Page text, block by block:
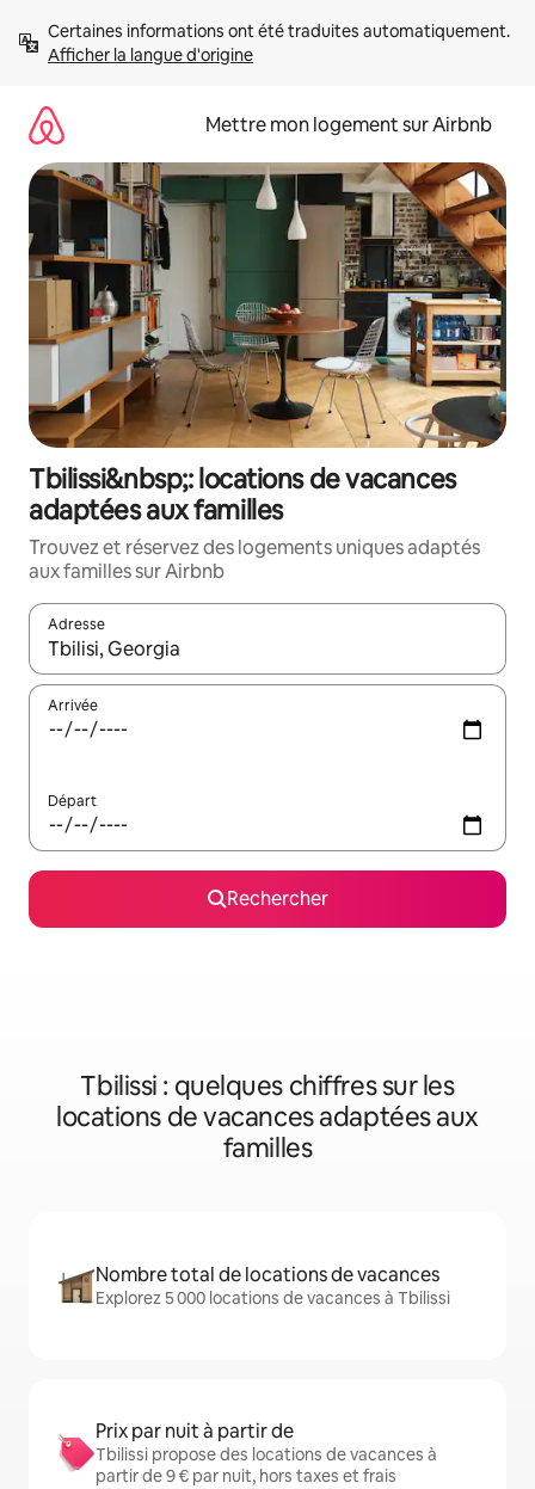
directement
Afficher la langue d'origine
Mettre mon logement sur Airbnb
Tbilissi&nbsp;: locations de vacances
adaptées aux familles
Trouvez et réservez des logements uniques adaptés
aux familles sur Airbnb
Adresse
Lorsque les résultats s'affichent, utilisez les flèches vers le
Arrivée
Départ
Rechercher
Tbilissi : quelques chiffres sur les
locations de vacances adaptées aux
familles
Nombre total de locations de vacances
Explorez 5 000 locations de vacances à Tbilissi
Prix par nuit à partir de
Tbilissi propose des locations de vacances à
partir de 9 € par nuit, hors taxes et frais